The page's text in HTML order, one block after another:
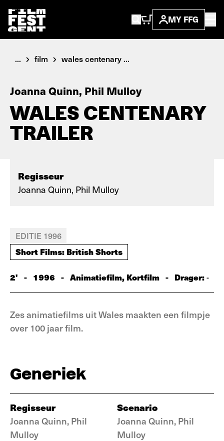
MY FFG
... film wales centenary ...
Joanna Quinn, Phil Mulloy
WALES CENTENARY
TRAILER
Regisseur
Joanna Quinn, Phil Mulloy
EDITIE 1996
Short Films: British Shorts
2' - 1996 - Animatiefilm, Kortfilm - Drager:-
Zes animatiefilms uit Wales maakten een filmpje
over 100 jaar film.
Generiek
Regisseur
Joanna Quinn, Phil
Mulloy
Scenario
Joanna Quinn, Phil
Mulloy